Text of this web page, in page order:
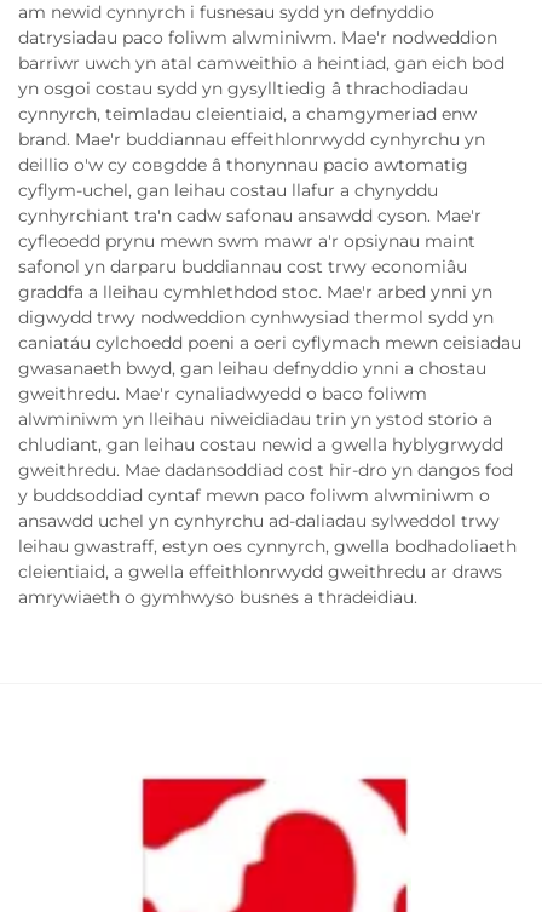
am newid cynnyrch i fusnesau sydd yn defnyddio
datrysiadau paco foliwm alwminiwm. Mae'r nodweddion
barriwr uwch yn atal camweithio a heintiad, gan eich bod
yn osgoi costau sydd yn gysylltiedig â thrachodiadau
cynnyrch, teimladau cleientiaid, a chamgymeriad enw
brand. Mae'r buddiannau effeithlonrwydd cynhyrchu yn
deillio o'w cy совgdde â thonynnau pacio awtomatig
cyflym-uchel, gan leihau costau llafur a chynyddu
cynhyrchiant tra'n cadw safonau ansawdd cyson. Mae'r
cyfleoedd prynu mewn swm mawr a'r opsiynau maint
safonol yn darparu buddiannau cost trwy economiâu
graddfa a lleihau cymhlethdod stoc. Mae'r arbed ynni yn
digwydd trwy nodweddion cynhwysiad thermol sydd yn
caniatáu cylchoedd poeni a oeri cyflymach mewn ceisiadau
gwasanaeth bwyd, gan leihau defnyddio ynni a chostau
gweithredu. Mae'r cynaliadwyedd o baco foliwm
alwminiwm yn lleihau niweidiadau trin yn ystod storio a
chludiant, gan leihau costau newid a gwella hyblygrwydd
gweithredu. Mae dadansoddiad cost hir-dro yn dangos fod
y buddsoddiad cyntaf mewn paco foliwm alwminiwm o
ansawdd uchel yn cynhyrchu ad-daliadau sylweddol trwy
leihau gwastraff, estyn oes cynnyrch, gwella bodhadoliaeth
cleientiaid, a gwella effeithlonrwydd gweithredu ar draws
amrywiaeth o gymhwyso busnes a thradeidiau.